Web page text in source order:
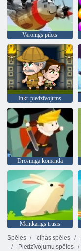
Varonīgs pilots
Inku piedzīvojums
Drosmīga komanda
Mantkārīgs trusis
Spēles
cīņas spēles
Piedzīvojumu spēles